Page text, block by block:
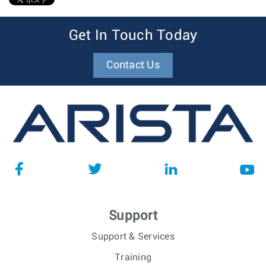
Get In Touch Today
Contact Us
Support
Support & Services
Training